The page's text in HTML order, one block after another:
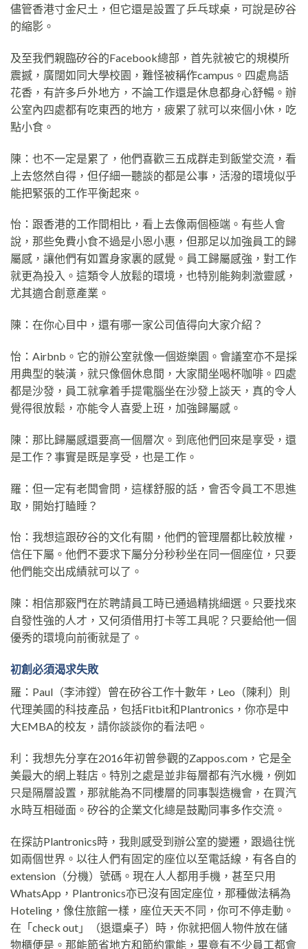
儘管香港寸金尺土，但它還是設置了乒乓球桌，可說是矽谷
的縮影。
及至我們親臨矽谷的Facebook總部，首先就被它的規模所
震撼，廣闊如同大學校園，難怪被稱作campus。四處鳥語
花香，有許多戶外地方，不論工作還是休息都身心舒暢。辦
公室內四處都有吃東西的地方，疲累了就可以來個小休，吃
點小食。
陳：也不一定是累了，他們喜歡三五成群走到飯堂交流，看
上去悠然自得，但仔細一聽談的都是公事，活潑的環境似乎
能把緊張的工作平衡起來。
怡：跟香港的工作間相比，看上去像兩個極端。有些人會
說，那些免費小食不過是小恩小惠，但那足以加強員工的歸
屬感，讓他們有如置身家裏的感覺。員工歸屬感強，對工作
就更為投入。這類令人放鬆的環境，也特別能夠刺激靈感，
尤其適合創意產業。
陳：在你心目中，還有哪一家公司值得向大家介紹？
怡：Airbnb。它的辦公室就像一個遊樂園。會議室亦不是採
用典型的裝潢，就只像個休息間，大家閒坐喝杯咖啡。四處
都是沙發，員工就拿着手提電腦坐在沙發上談天，真的令人
覺得很放鬆，亦能令人喜愛上班，加強歸屬感。
陳：那比歸屬感還要高一個層次。到底他們回來是享受，還
是工作？事實是既是享受，也是工作。
羅：但一定有老闆會問，這樣舒服的話，會否令員工不思進
取，開始打瞌睡？
怡：我想這跟矽谷的文化有關，他們的管理層都比較放權，
信任下屬。他們不要求下屬分分秒秒坐在同一個座位，只要
他們能交出成績就可以了。
陳：相信那竅門在於聘請員工時已通過精挑細選。只要找來
自發性強的人才，又何須借用打卡等工具呢？只要給他一個
優秀的環境向前衝就是了。
初創必須渴求失敗
羅：Paul（李沛鏜）曾在矽谷工作十數年，Leo（陳利）則
代理美國的科技產品，包括Fitbit和Plantronics，你亦是中
大EMBA的校友，請你談談你的看法吧。
利：我想先分享在2016年初曾參觀的Zappos.com，它是全
美最大的網上鞋店。特別之處是並非每層都有汽水機，例如
只是隔層設置，那就能為不同樓層的同事製造機會，在買汽
水時互相碰面。矽谷的企業文化總是鼓勵同事多作交流。
在探訪Plantronics時，我則感受到辦公室的變遷，跟過往恍
如兩個世界。以往人們有固定的座位以至電話線，有各自的
extension（分機）號碼。現在人人都用手機，甚至只用
WhatsApp，Plantronics亦已沒有固定座位，那種做法稱為
Hoteling，像住旅館一樣，座位天天不同，你可不停走動。
在「check out」（退還桌子）時，你就把個人物件放在儲
物櫃便是。那能節省地方和節約電能，畢竟有不少員工都會